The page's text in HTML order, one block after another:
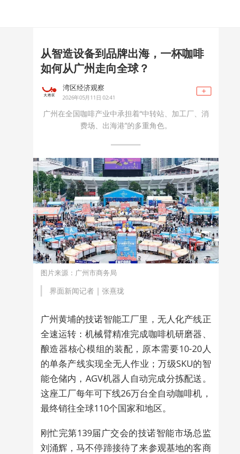
从智造设备到品牌出海，一杯咖啡
如何从广州走向全球？
湾区经济观察
2026年05月11日 02:41
广州在全国咖啡产业中承担着“中转站、加工厂、消
费场、出海港”的多重角色。
图片来源：广州市商务局
界面新闻记者 | 张熹珑
广州黄埔的技诺智能工厂里，无人化产线正
全速运转：机械臂精准完成咖啡机研磨器、
酿造器核心模组的装配，原本需要10-20人
的单条产线实现全无人作业；万级SKU的智
能仓储内， AGV机器人自动完成分拣配送。
这座工厂每年可下线26万台全自动咖啡机，
最终销往全球110个国家和地区。
刚忙完第139届广交会的技诺智能市场总监
刘涌辉，马不停蹄接待了来参观基地的客商